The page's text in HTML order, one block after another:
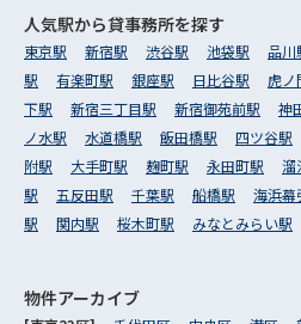
人気駅から貸事務所を探す
東京駅 新宿駅 渋谷駅 池袋駅 品川
駅
有楽町駅 銀座駅 日比谷駅 虎ノ
下駅
新宿三丁目駅 新宿御苑前駅 神
ノ水駅
水道橋駅 飯田橋駅 四ツ谷駅
附駅
大手町駅 麹町駅 永田町駅 溜
駅
五反田駅 千葉駅 船橋駅 海浜幕
駅
関内駅 桜木町駅 みなとみらい駅
物件アーカイブ